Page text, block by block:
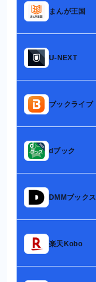
まんが王国
U-NEXT
ブックライブ
dブック
DMMブックス
楽天Kobo